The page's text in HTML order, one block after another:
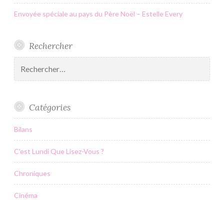
Envoyée spéciale au pays du Père Noël – Estelle Every
Rechercher
Catégories
Bilans
C'est Lundi Que Lisez-Vous ?
Chroniques
Cinéma